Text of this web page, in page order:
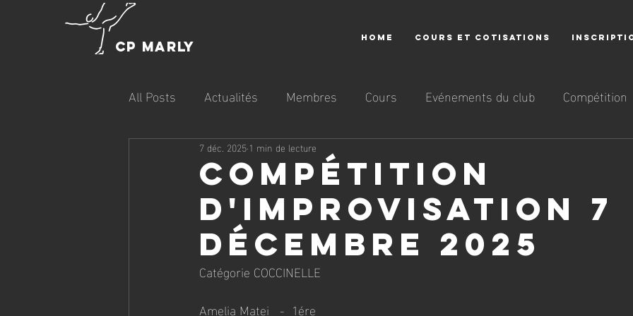
CP MARLY
HOME COURS ET COTISATIONS
All Posts Actualités Membres Cours Evénements du club Compétition
Compétition
d'improvisation 7
décembre 2025
7 déc. 2025 1 min de lecture
Catégorie COCCINELLE
Amelia Matei   -  1ére